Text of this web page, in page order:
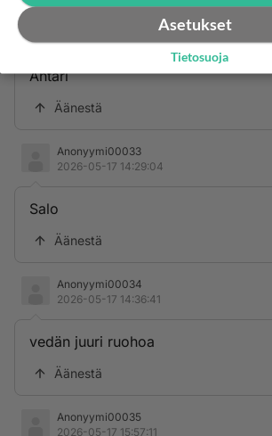
2026-05-17 09:59:20
Ähtäri
Äänestä
Anonyymi00033
2026-05-17 14:29:04
Salo
Äänestä
Anonyymi00034
2026-05-17 14:36:41
vedän juuri ruohoa
Äänestä
Anonyymi00035
2026-05-17 15:57:11
Asetukset
Tietosuoja